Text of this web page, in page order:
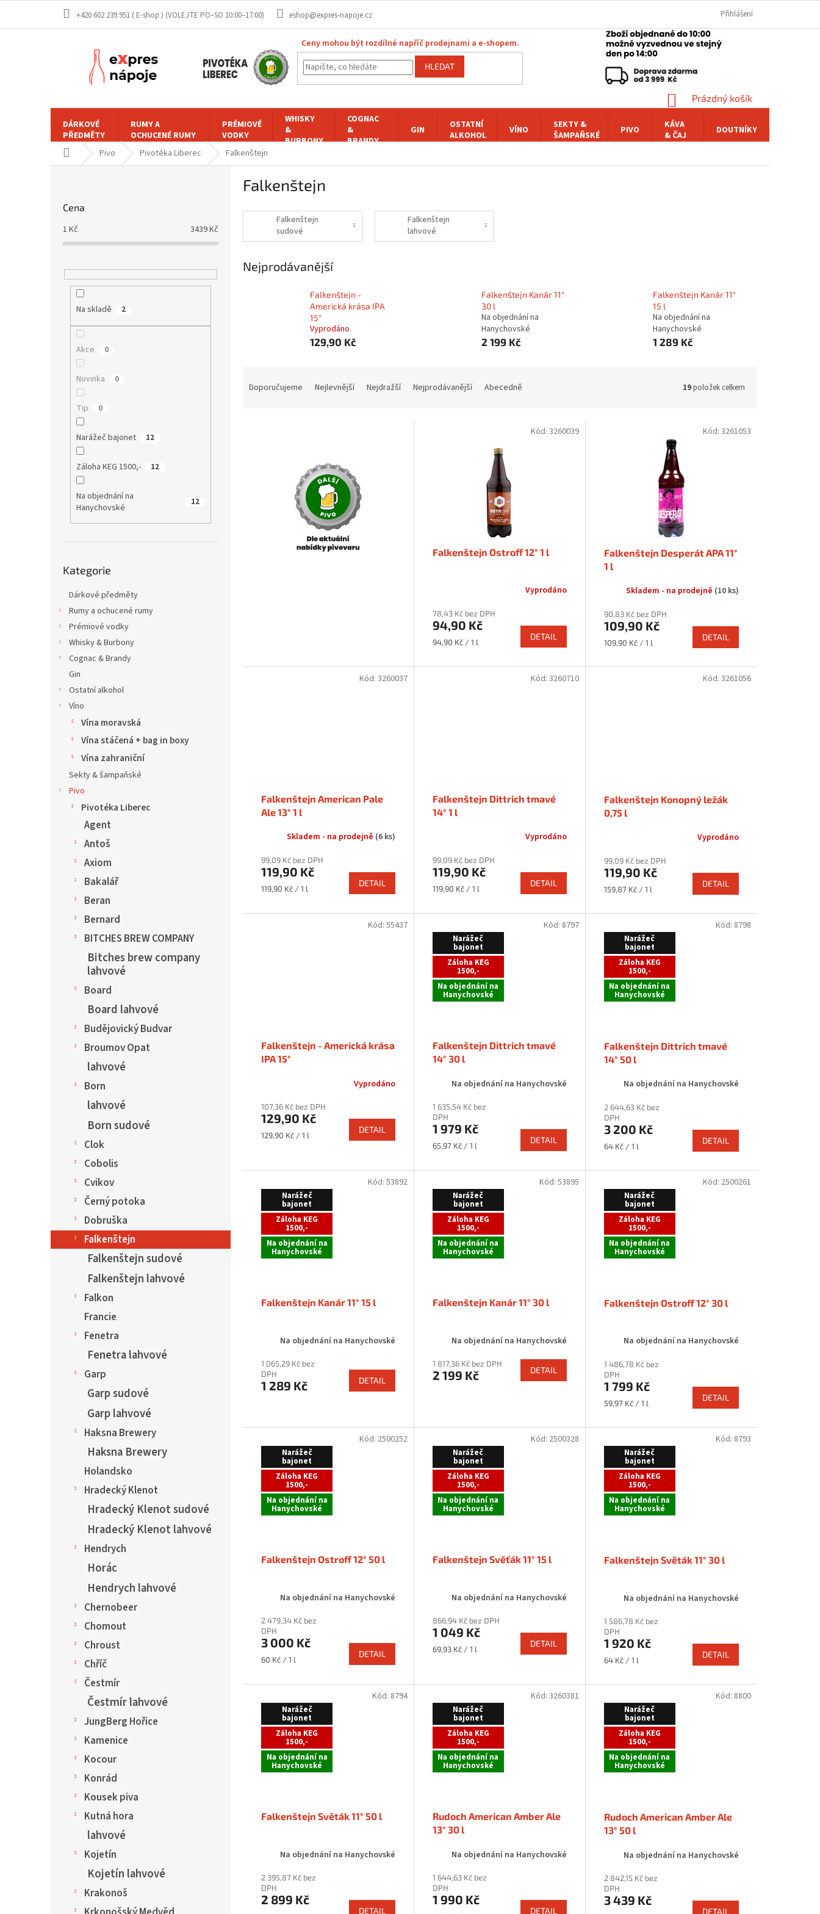
obsah
+420 602 239 951 ( E-shop ) eshop@expres-napoje.cz Přihlášení
Ceny mohou být rozdílné napříč prodejnami a e-shopem.
HLEDAT
NÁKUPNÍ
KOŠÍK
Prázdný košík
DÁRKOVÉ
PŘEDMĚTY
RUMY A
OCHUCENÉ RUMY
PRÉMIOVÉ
VODKY
WHISKY
&
BURBONY
COGNAC
&
BRANDY
GIN
OSTATNÍ
ALKOHOL
VÍNO
SEKTY &
ŠAMPAŇSKÉ
PIVO
KÁVA
& ČAJ
DOUTNÍKY
Domů Pivo Pivotéka Liberec Falkenštejn
Cena
1 Kč 3439Kč
Na skladě 2
Akce 0
Novinka 0
Tip 0
Narážeč bajonet 12
Záloha KEG 1500,- 12
Na objednání na
Hanychovské
12
kategorie
Kategorie
Dárkové předměty
Rumy a ochucené rumy
Prémiové vodky
Whisky & Burbony
Cognac & Brandy
Gin
Ostatní alkohol
Víno
Vína moravská
Vína stáčená + bag in boxy
Vína zahraniční
Sekty & šampaňské
Pivo
Pivotéka Liberec
Agent
Antoš
Axiom
Bakalář
Beran
Bernard
BITCHES BREW COMPANY
Bitches brew company
lahvové
Board
Board lahvové
Budějovický Budvar
Broumov Opat
lahvové
Born
lahvové
Born sudové
Clok
Cobolis
Cvikov
Černý potoka
Dobruška
Falkenštejn
Falkenštejn sudové
Falkenštejn lahvové
Falkon
Francie
Fenetra
Fenetra lahvové
Garp
Garp sudové
Garp lahvové
Haksna Brewery
Haksna Brewery
Holandsko
Hradecký Klenot
Hradecký Klenot sudové
Hradecký Klenot lahvové
Hendrych
Horác
Hendrych lahvové
Chernobeer
Chomout
Chroust
Chříč
Čestmír
Čestmír lahvové
JungBerg Hořice
Kamenice
Kocour
Konrád
Kousek piva
Kutná hora
lahvové
Kojetín
Kojetín lahvové
Krakonoš
Falkenštejn
Falkenštejn
sudové
Falkenštejn
lahvové
Nejprodávanější
Falkenštejn -
Americká krása IPA
15°
Vyprodáno
129,90 Kč
Falkenštejn Kanár 11°
30 l
Na objednání na
Hanychovské
2 199 Kč
Falkenštejn Kanár 11°
15 l
Na objednání na
Hanychovské
1 289 Kč
Doporučujeme Nejlevnější Nejdražší Nejprodávanější Abecedně 19položek celkem
Falkenštejn Ostroff 12° 1 l
Vyprodáno
78,43 Kč bez DPH
94,90 Kč
Měrná
94,90 Kč / 1 l
DETAIL
Kód: 3260039
Falkenštejn Desperát APA 11°
1 l
Skladem - na prodejně (10 ks)
90,83 Kč bez DPH
109,90 Kč
Měrná
109,90 Kč / 1 l
DETAIL
Kód: 3261053
Falkenštejn American Pale
Ale 13° 1 l
Skladem - na prodejně (6 ks)
99,09 Kč bez DPH
119,90 Kč
Měrná
119,90 Kč / 1 l
DETAIL
Kód: 3260037
Falkenštejn Dittrich tmavé
14° 1 l
Vyprodáno
99,09 Kč bez DPH
119,90 Kč
Měrná
119,90 Kč / 1 l
DETAIL
Kód: 3260710
Falkenštejn Konopný ležák
0,75 l
Vyprodáno
99,09 Kč bez DPH
119,90 Kč
Měrná
159,87 Kč / 1 l
DETAIL
Kód: 3261056
Falkenštejn - Americká krása
IPA 15°
Vyprodáno
107,36 Kč bez DPH
129,90 Kč
Měrná
129,90 Kč / 1 l
DETAIL
Kód: 55437
Narážeč
bajonet
Záloha KEG
1500,-
Na objednání na
Hanychovské
Falkenštejn Dittrich tmavé
14° 30 l
Na objednání na Hanychovské
1 635,54 Kč bez
DPH
1 979 Kč
Měrná
65,97 Kč / 1 l
DETAIL
Kód: 8797
Narážeč
bajonet
Záloha KEG
1500,-
Na objednání na
Hanychovské
Falkenštejn Dittrich tmavé
14° 50 l
Na objednání na Hanychovské
2 644,63 Kč bez
DPH
3 200 Kč
Měrná
64 Kč / 1 l
DETAIL
Kód: 8798
Narážeč
bajonet
Záloha KEG
1500,-
Na objednání na
Hanychovské
Falkenštejn Kanár 11° 15 l
Na objednání na Hanychovské
1 065,29 Kč bez
DPH
1 289 Kč DETAIL
Kód: 53892
Narážeč
bajonet
Záloha KEG
1500,-
Na objednání na
Hanychovské
Falkenštejn Kanár 11° 30 l
Na objednání na Hanychovské
1 817,36 Kč bez DPH
2 199 Kč DETAIL
Kód: 53895
Narážeč
bajonet
Záloha KEG
1500,-
Na objednání na
Hanychovské
Falkenštejn Ostroff 12° 30 l
Na objednání na Hanychovské
1 486,78 Kč bez
DPH
1 799 Kč
Měrná
59,97 Kč / 1 l
DETAIL
Kód: 2500261
Narážeč
bajonet
Záloha KEG
1500,-
Na objednání na
Hanychovské
Falkenštejn Ostroff 12° 50 l
Na objednání na Hanychovské
2 479,34 Kč bez
DPH
3 000 Kč
Měrná
60 Kč / 1 l
DETAIL
Kód: 2500252
Narážeč
bajonet
Záloha KEG
1500,-
Na objednání na
Hanychovské
Falkenštejn Svěťák 11° 15 l
Na objednání na Hanychovské
866,94 Kč bez DPH
1 049 Kč
Měrná
69,93 Kč / 1 l
DETAIL
Kód: 2500328
Narážeč
bajonet
Záloha KEG
1500,-
Na objednání na
Hanychovské
Falkenštejn Světák 11° 30 l
Na objednání na Hanychovské
1 586,78 Kč bez
DPH
1 920 Kč
Měrná
64 Kč / 1 l
DETAIL
Kód: 8793
Narážeč
bajonet
Záloha KEG
1500,-
Na objednání na
Hanychovské
Falkenštejn Světák 11° 50 l
Na objednání na Hanychovské
2 395,87 Kč bez
DPH
2 899 Kč
DETAIL
Kód: 8794
Narážeč
bajonet
Záloha KEG
1500,-
Na objednání na
Hanychovské
Rudoch American Amber Ale
13° 30 l
Na objednání na Hanychovské
1 644,63 Kč bez
DPH
1 990 Kč
DETAIL
Kód: 3260381
Narážeč
bajonet
Záloha KEG
1500,-
Na objednání na
Hanychovské
Rudoch American Amber Ale
13° 50 l
Na objednání na Hanychovské
2 842,15 Kč bez
DPH
3 439 Kč
DETAIL
Kód: 8800